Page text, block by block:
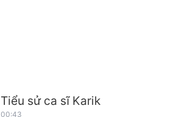
Tiểu sử ca sĩ Karik
00:43